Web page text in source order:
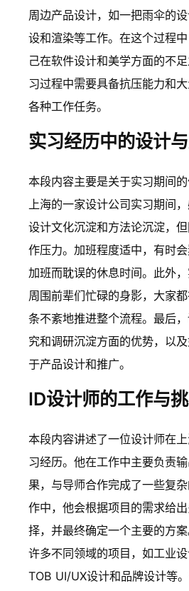
周边产品设计，如一把雨伞的
设和渲染等工作。在这个过程
己在软件设计和美学方面的不
习过程中需要具备抗压能力和
各种工作任务。
实习经历中的设计
本段内容主要是关于实习期间
上海的一家设计公司实习期间
设计文化沉淀和方法论沉淀，
作压力。加班程度适中，有时
加班而耽误的休息时间。此外
周围前辈们忙碌的身影，大家
条不紊地推进整个流程。最后
究和调研沉淀方面的优势，以
于产品设计和推广。
ID设计师的工作与
本段内容讲述了一位设计师在
习经历。他在工作中主要负责
果，与导师合作完成了一些复
作中，他会根据项目的需求给
择，并最终确定一个主要的方
许多不同领域的项目，如工业设
TOB UI/UX设计和品牌设计等